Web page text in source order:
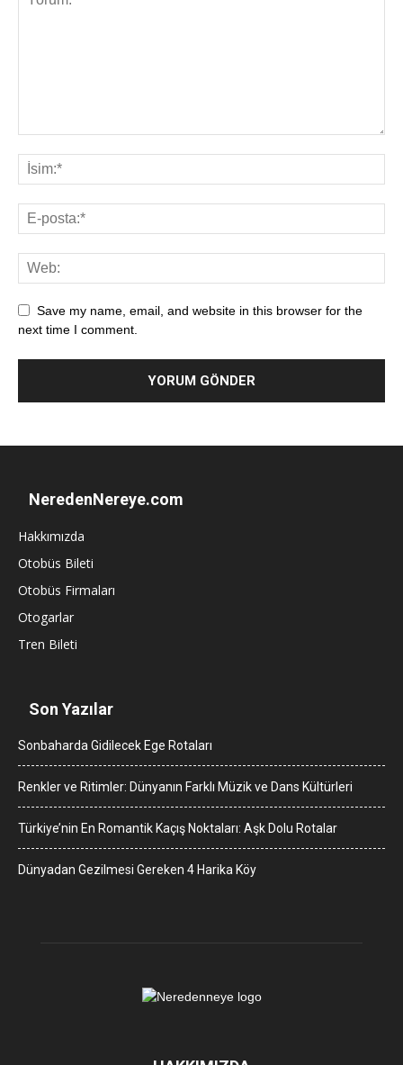
Save my name, email, and website in this browser for the
next time I comment.
NeredenNereye.com
Hakkımızda
Otobüs Bileti
Otobüs Firmaları
Otogarlar
Tren Bileti
Son Yazılar
Sonbaharda Gidilecek Ege Rotaları
Renkler ve Ritimler: Dünyanın Farklı Müzik ve Dans Kültürleri
Türkiye’nin En Romantik Kaçış Noktaları: Aşk Dolu Rotalar
Dünyadan Gezilmesi Gereken 4 Harika Köy